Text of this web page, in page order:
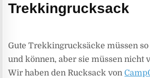
Trekkingrucksack
Gute Trekkingrucksäcke müssen
und können, aber sie müssen nicht
Wir haben den Rucksack von